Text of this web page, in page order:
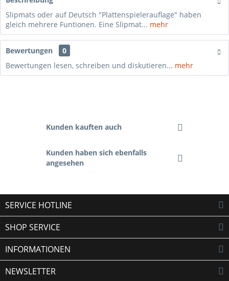
Slipmats oder auf Deutsch "Plattenspielerauflage" haben
gleich mehrere Funtionen. Eine Slipmat... mehr
Bewertungen
0
Bewertungen lesen, schreiben und diskutieren... mehr
Kunden kauften auch
Kunden haben sich ebenfalls
angesehen
SERVICE HOTLINE
SHOP SERVICE
INFORMATIONEN
NEWSLETTER